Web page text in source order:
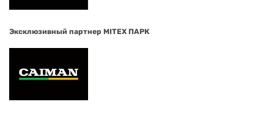
Эксклюзивный партнер MITEX ПАРК